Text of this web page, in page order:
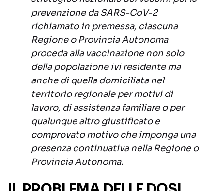
prevenzione da SARS-CoV-2
richiamato in premessa, ciascuna
Regione o Provincia Autonoma
proceda alla vaccinazione non solo
della popolazione ivi residente ma
anche di quella domiciliata nel
territorio regionale per motivi di
lavoro, di assistenza familiare o per
qualunque altro giustificato e
comprovato motivo che imponga una
presenza continuativa nella Regione o
Provincia Autonoma.